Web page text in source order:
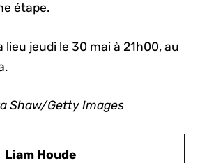
étape.
lieu jeudi le 30 mai à 21h00, au
Shaw/Getty Images
Liam Houde